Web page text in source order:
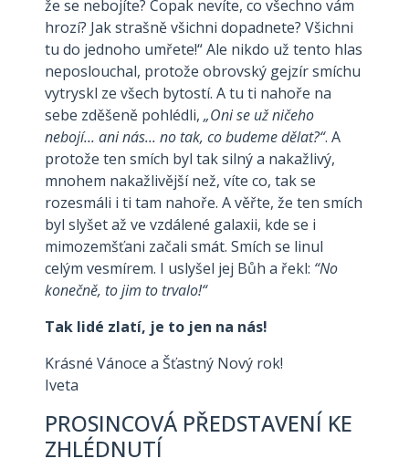
že se nebojíte? Copak nevíte, co všechno vám
hrozí? Jak strašně všichni dopadnete? Všichni
tu do jednoho umřete!“ Ale nikdo už tento hlas
neposlouchal, protože obrovský gejzír smíchu
vytryskl ze všech bytostí. A tu ti nahoře na
sebe zděšeně pohlédli,„Oni se už ničeho
nebojí... ani nás... no tak, co budeme dělat?“. A
protože ten smích byl tak silný a nakažlivý,
mnohem nakažlivější než, víte co, tak se
rozesmáli i ti tam nahoře. A věřte, že ten smích
byl slyšet až ve vzdálené galaxii, kde se i
mimozemšťani začali smát. Smích se linul
celým vesmírem. I uslyšel jej Bůh a řekl: “No
konečně, to jim to trvalo!“
Tak lidé zlatí, je to jen na nás!
Krásné Vánoce a Šťastný Nový rok!
Iveta
PROSINCOVÁ PŘEDSTAVENÍ KE
ZHLÉDNUTÍ